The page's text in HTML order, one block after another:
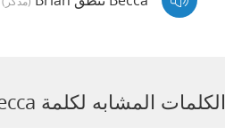
الكلمات المشابه لكلمة Becca